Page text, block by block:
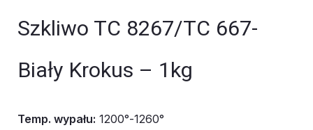
Szkliwo TC 8267/TC 667-
Biały Krokus – 1kg
Temp. wypału: 1200°-1260°